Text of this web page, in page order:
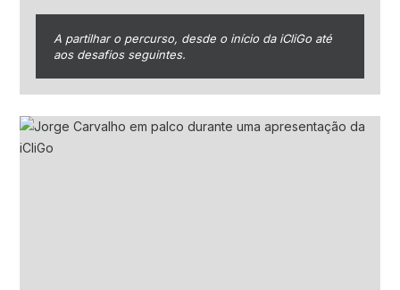
A partilhar o percurso, desde o início da iCliGo até
aos desafios seguintes.